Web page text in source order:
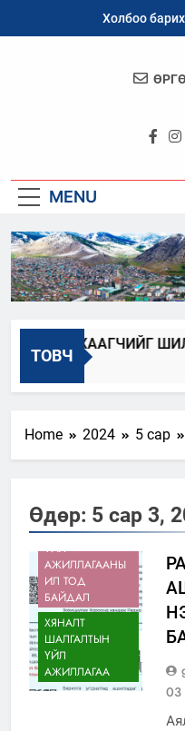
Холбоо барих
MENU
ТОВЧ
ХААГЧИЙГ
Home 2024 5 сар
Өдөр: 5 сар 3,
БАЙДАЛ
ҮЙЛ
АЖИЛЛАГААНЫ
ИЛ ТОД
БАЙДАЛ
ХЯНАЛТ
ШАЛГАЛТЫН
ҮЙЛ
АЖИЛЛАГАА
03